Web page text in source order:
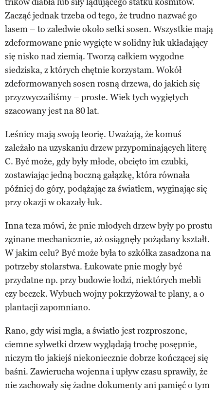
Zacząć jednak trzeba od tego, że trudno nazwać go
lasem – to zaledwie około setki sosen. Wszystkie mają
zdeformowane pnie wygięte w solidny łuk układający
się nisko nad ziemią. Tworzą całkiem wygodne
siedziska, z których chętnie korzystam. Wokół
zdeformowanych sosen rosną drzewa, do jakich się
przyzwyczailiśmy – proste. Wiek tych wygiętych
szacowany jest na 80 lat.
Leśnicy mają swoją teorię. Uważają, że komuś
zależało na uzyskaniu drzew przypominających literę
C. Być może, gdy były młode, obcięto im czubki,
zostawiając jedną boczną gałązkę, która równała
później do góry, podążając za światłem, wyginając się
przy okazji w okazały łuk.
Inna teza mówi, że pnie młodych drzew były po prostu
zginane mechanicznie, aż osiągnęły pożądany kształt.
W jakim celu? Być może była to szkółka zasadzona na
potrzeby stolarstwa. Łukowate pnie mogły być
przydatne np. przy budowie łodzi, niektórych mebli
czy beczek. Wybuch wojny pokrzyżował te plany, a o
plantacji zapomniano.
Rano, gdy wisi mgła, a światło jest rozproszone,
ciemne sylwetki drzew wyglądają trochę posępnie,
niczym tło jakiejś niekoniecznie dobrze kończącej się
baśni. Zawierucha wojenna i upływ czasu sprawiły, że
nie zachowały się żadne dokumenty ani pamięć o tym